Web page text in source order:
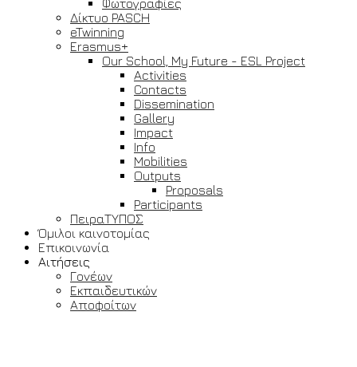
Φωτογραφίες
Δίκτυο PASCH
eTwinning
Erasmus+
Our School, My Future - ESL Project
Activities
Contacts
Dissemination
Gallery
Impact
Info
Mobilities
Outputs
Proposals
Participants
ΠειραΤΥΠΟΣ
Όμιλοι καινοτομίας
Επικοινωνία
Αιτήσεις
Γονέων
Εκπαιδευτικών
Αποφοίτων